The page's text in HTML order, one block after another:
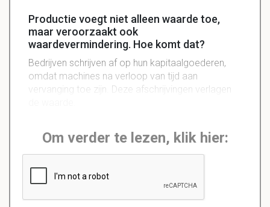
Productie voegt niet alleen waarde toe,
maar veroorzaakt ook
waardevermindering. Hoe komt dat?
Bedrijven schrijven af op hun kapitaalgoederen,
omdat machines na verloop van tijd aan
vervanging toe zijn. Deze afschrijvingen verlagen
Om verder te lezen, klik hier: